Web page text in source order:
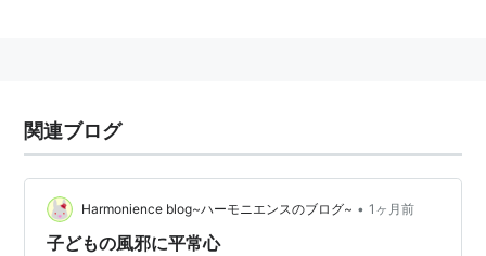
関連ブログ
Harmonience blog~ハーモニエンスのブログ~ • 1ヶ月前
子どもの風邪に平常心